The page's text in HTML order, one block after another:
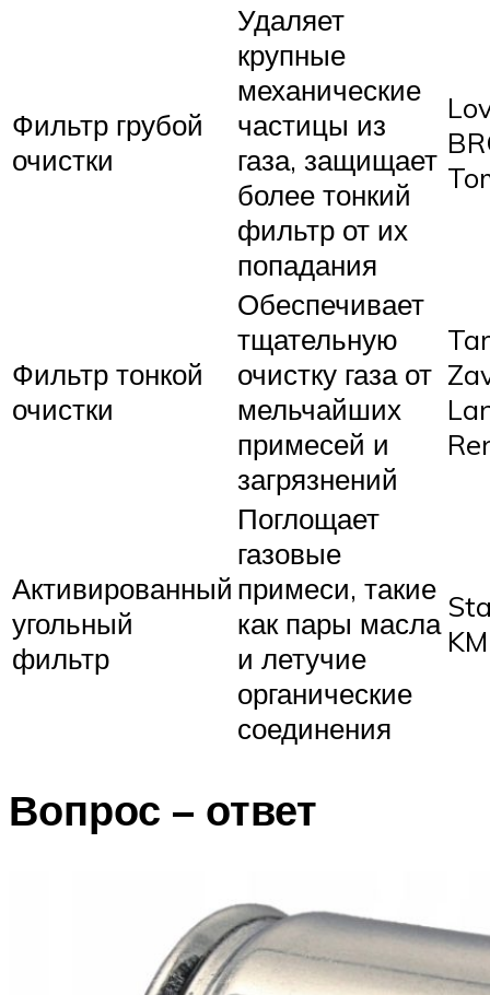
Фильтр грубой
очистки
Удаляет
крупные
механические
частицы из
газа, защищает
более тонкий
фильтр от их
попадания
Фильтр тонкой
очистки
Обеспечивает
тщательную
очистку газа от
мельчайших
примесей и
загрязнений
Активированный
угольный
фильтр
Поглощает
газовые
примеси, такие
как пары масла
и летучие
органические
соединения
Вопрос – ответ